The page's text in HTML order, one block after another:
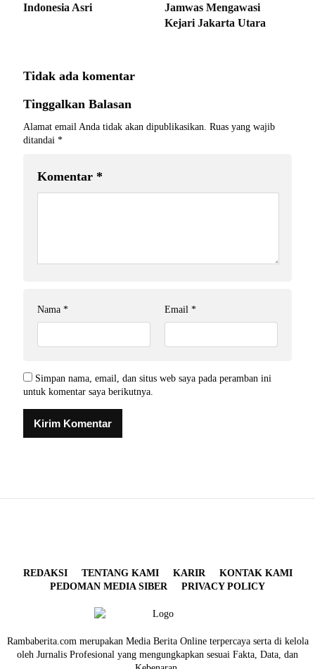
Indonesia Asri
Jamwas Mengawasi
Kejari Jakarta Utara
Tidak ada komentar
Tinggalkan Balasan
Alamat email Anda tidak akan dipublikasikan. Ruas yang wajib
ditandai *
Komentar *
Nama * Email *
Simpan nama, email, dan situs web saya pada peramban ini
untuk komentar saya berikutnya.
REDAKSI TENTANG KAMI KARIR
KONTAK KAMI
PEDOMAN MEDIA SIBER
PRIVACY POLICY
Rambaberita.com merupakan Media Berita Online terpercaya serta di kelola
oleh Jurnalis Profesional yang mengungkapkan sesuai Fakta, Data, dan